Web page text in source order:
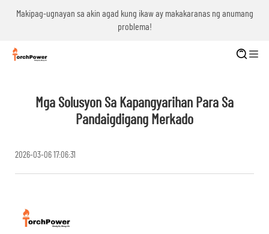
Makipag-ugnayan sa akin agad kung ikaw ay makakaranas ng anumang
problema!
Mga Solusyon Sa Kapangyarihan Para Sa
Pandaigdigang Merkado
2026-03-06 17:06:31